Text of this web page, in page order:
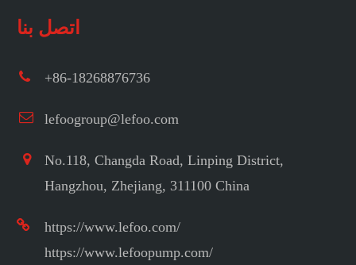
اتصل بنا
+86-18268876736
lefoogroup@lefoo.com
No.118, Changda Road, Linping District,
Hangzhou, Zhejiang, 311100 China
https://www.lefoo.com/
https://www.lefoopump.com/